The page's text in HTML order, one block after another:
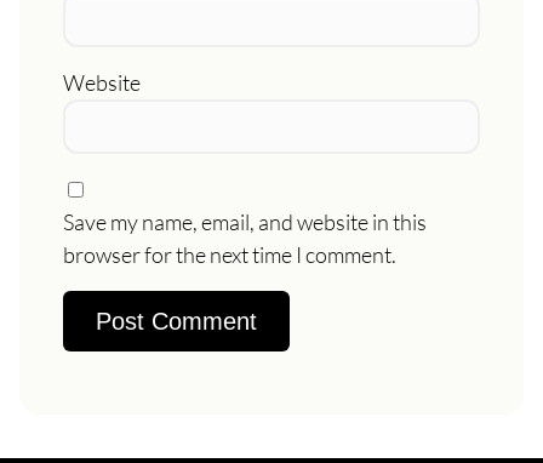
Website
Save my name, email, and website in this
browser for the next time I comment.